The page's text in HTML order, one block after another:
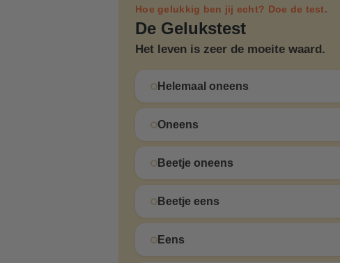
Hoe gelukkig ben jij echt? Doe de test.
De Gelukstest
Het leven is zeer de moeite waard.
Helemaal oneens
Oneens
Beetje oneens
Beetje eens
Eens